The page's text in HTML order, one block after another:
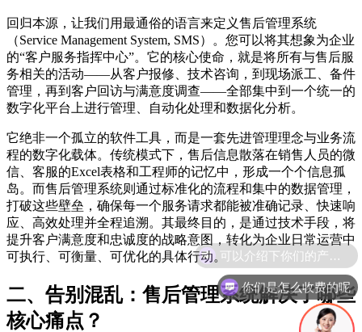
回归本源，让我们用最通俗的语言来定义售后管理系统
（Service Management System, SMS）。您可以将其想象为企业
的“客户服务指挥中心”。它的核心使命，就是将所有与售后服
务相关的活动——从客户报修、技术咨询，到现场派工、备件
管理，再到客户回访与满意度调查——全部集中到一个统一的
数字化平台上进行管理、自动化处理和数据化分析。
它绝非一个孤立的软件工具，而是一套先进管理理念与业务流
程的数字化载体。传统模式下，售后信息散落在销售人员的微
信、客服的Excel表格和工程师的记忆中，形成一个个信息孤
岛。而售后管理系统则通过标准化的流程和集中的数据管理，
打破这些壁垒，确保每一个服务请求都能被准确记录、快速响
应、高效处理并全程追溯。其最终目的，是通过技术手段，将
提升客户满意度和忠诚度的战略意图，转化为企业日常运营中
可执行、可衡量、可优化的具体行动。
二、告别混乱：售后管理系统解决了哪些
核心痛点？
你们是怎么收费的呢